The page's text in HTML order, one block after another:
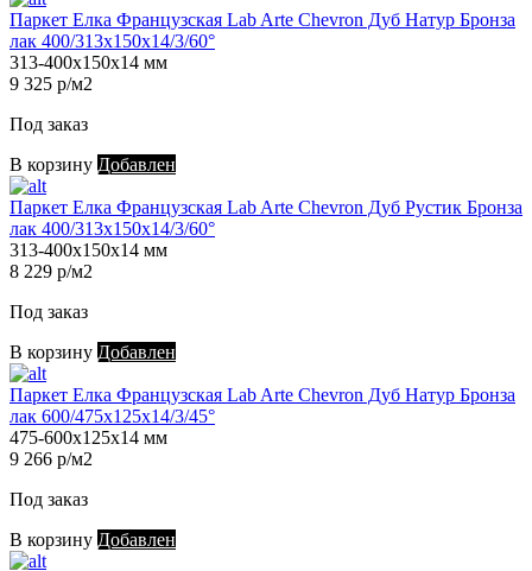
Паркет Елка Французская Lab Arte Chevron Дуб Натур Бронза
лак 400/313х150х14/3/60°
313-400х150х14 мм
9 325 р/м2
Под заказ
В корзину Добавлен
Паркет Елка Французская Lab Arte Chevron Дуб Рустик Бронза
лак 400/313х150х14/3/60°
313-400х150х14 мм
8 229 р/м2
Под заказ
В корзину Добавлен
Паркет Елка Французская Lab Arte Chevron Дуб Натур Бронза
лак 600/475х125х14/3/45°
475-600х125х14 мм
9 266 р/м2
Под заказ
В корзину Добавлен